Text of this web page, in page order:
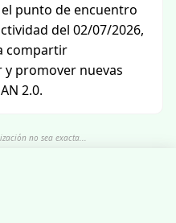
punto de encuentro
del 02/07/2026,
compartir
promover nuevas
2.0.
no sea exacta...